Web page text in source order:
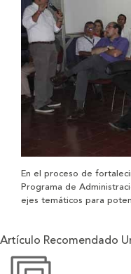
En el proceso de
Programa de
ejes temáticos para
Artículo Recomendado